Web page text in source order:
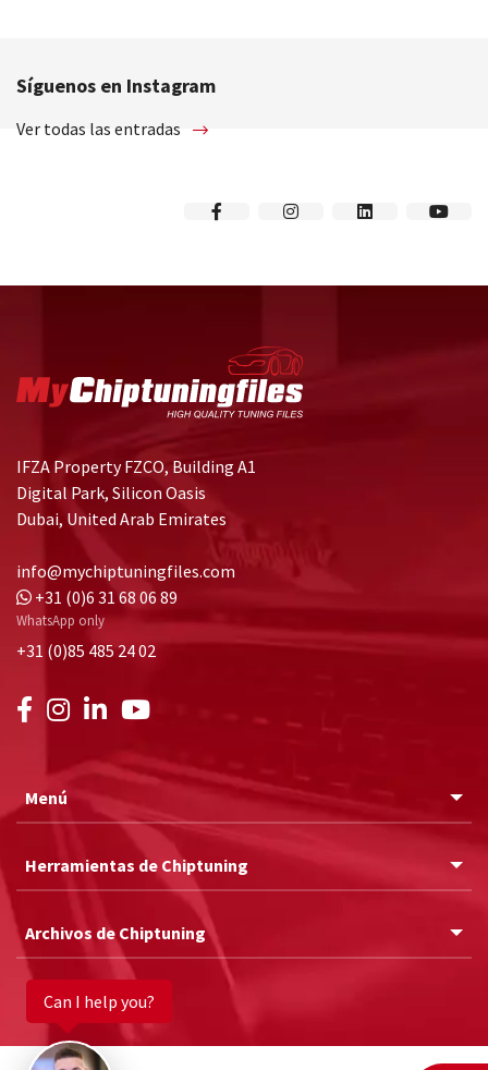
Síguenos en Instagram
Ver todas las entradas
IFZA Property FZCO, Building A1
Digital Park, Silicon Oasis
Dubai, United Arab Emirates
info@mychiptuningfiles.com
+31 (0)6 31 68 06 89
WhatsApp only
+31 (0)85 485 24 02
Menú
Herramientas de Chiptuning
Archivos de Chiptuning
Can I help you?